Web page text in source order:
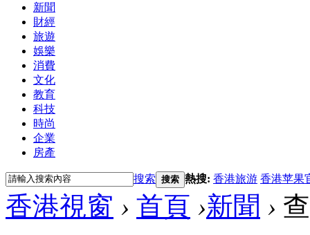
新聞
財經
旅遊
娛樂
消費
文化
教育
科技
時尚
企業
房產
搜索 搜索 熱搜: 香港旅游 香港苹果
香港視窗 › 首頁 ›新聞 ›